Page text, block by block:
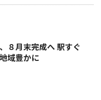
８月末完成へ 駅すぐ
域豊かに